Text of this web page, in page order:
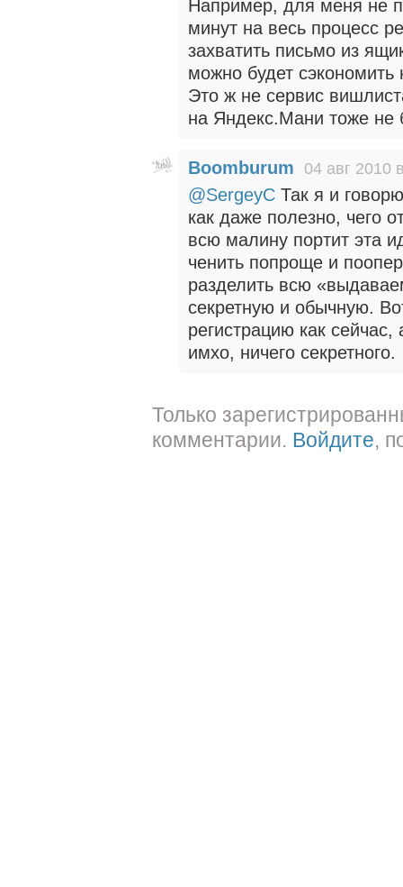
Например, для меня не
минут на весь процесс
захватить письмо из
можно будет
Это ж не сервис
на Яндекс.Мани тоже не
Boomburum 04 авг 2010
@SergeyC Так я и
как даже полезно, чего
всю малину портит эта
ченить попроще и
разделить всю
секретную и обычную.
регистрацию как
имхо, ничего секретного.
Только
комментарии. Войдите,